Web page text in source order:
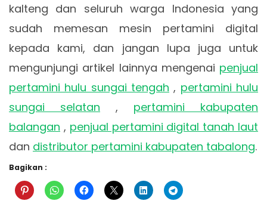
kalteng dan seluruh warga Indonesia yang
sudah memesan mesin pertamini digital
kepada kami, dan jangan lupa juga untuk
mengunjungi artikel lainnya mengenai penjual
pertamini hulu sungai tengah , pertamini hulu
sungai selatan , pertamini kabupaten
balangan , penjual pertamini digital tanah laut
dan distributor pertamini kabupaten tabalong.
Bagikan :